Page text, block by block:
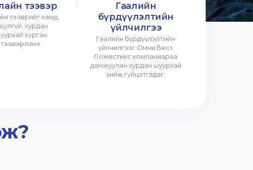
тээвэр
тээврийг хямд,
хурдан
хүргэн
тээвэрлэнэ.
Гаалийн
бүрдүүлэлтийн
үйлчилгээ
Гаалийн бүрдүүлэлтийн
үйлчилгээг Омни Бест
Ложистикс компаниараа
дамжуулан хурдан шуурхай
хийж гүйцэтгэдэг.